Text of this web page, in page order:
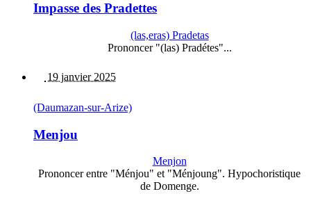
Impasse des Pradettes
(las,eras) Pradetas
Prononcer "(las) Pradétes"...
19 janvier 2025
(Daumazan-sur-Arize)
Menjou
Menjon
Prononcer entre "Ménjou" et "Ménjoung". Hypochoristique
de Domenge.